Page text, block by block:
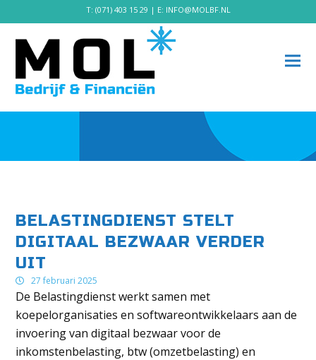
T: (071) 403 15 29 | E: INFO@MOLBF.NL
BELASTINGDIENST STELT
DIGITAAL BEZWAAR VERDER
UIT
27 februari 2025
De Belastingdienst werkt samen met
koepelorganisaties en softwareontwikkelaars aan de
invoering van digitaal bezwaar voor de
inkomstenbelasting, btw (omzetbelasting) en